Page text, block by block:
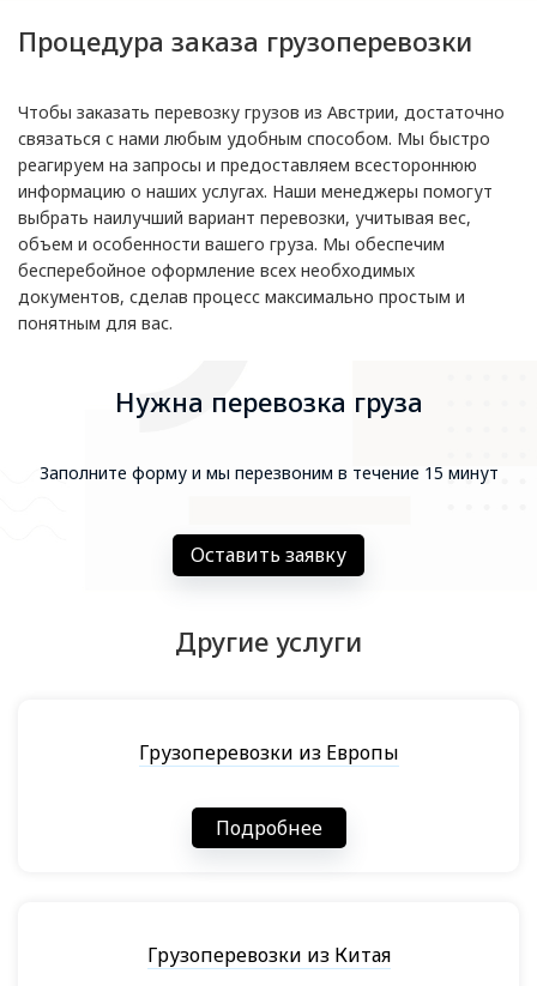
Процедура заказа грузоперевозки
Чтобы заказать перевозку грузов из Австрии, достаточно
связаться с нами любым удобным способом. Мы быстро
реагируем на запросы и предоставляем всестороннюю
информацию о наших услугах. Наши менеджеры помогут
выбрать наилучший вариант перевозки, учитывая вес,
объем и особенности вашего груза. Мы обеспечим
бесперебойное оформление всех необходимых
документов, сделав процесс максимально простым и
понятным для вас.
Нужна перевозка груза
Заполните форму и мы перезвоним в течение 15 минут
Оставить заявку
Другие услуги
Грузоперевозки из Европы
Подробнее
Грузоперевозки из Китая